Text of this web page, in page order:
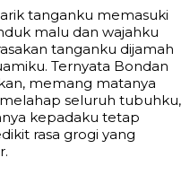
tanganku memasuki
malu dan wajahku
tanganku dijamah
Ternyata Bondan
memang matanya
seluruh tubuhku,
kepadaku tetap
rasa grogi yang